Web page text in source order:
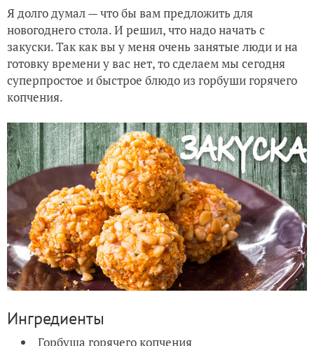
Курица на гриле в Бразильском маринаде. Грибной соус
Хрустящие баклажаны
Я долго думал — что бы вам предложить для
новогоднего стола. И решил, что надо начать с
закуски. Так как вы у меня очень занятые люди и на
готовку времени у вас нет, то сделаем мы сегодня
суперпростое и быстрое блюдо из горбуши горячего
копчения.
Ингредиенты
Горбуша горячего копчения